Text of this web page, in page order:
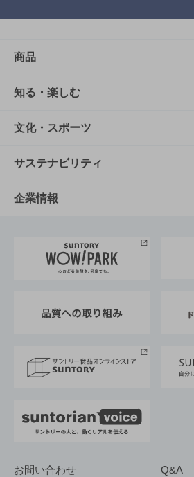
商品
商品TOP
商品一覧
商品発売情報
栄養成分一覧
知る・楽しむ
知る・楽しむTOP
キャンペーン
工場見学
地域情報
文化・スポーツ
文化・スポーツTOP
サントリーホール
サントリーサンバーズ大阪
サステナビリティ
サステナビリティTOP
サントリーが考えるサステナビ
企業情報
企業概要
採用情報
お問い合わせ Q&A